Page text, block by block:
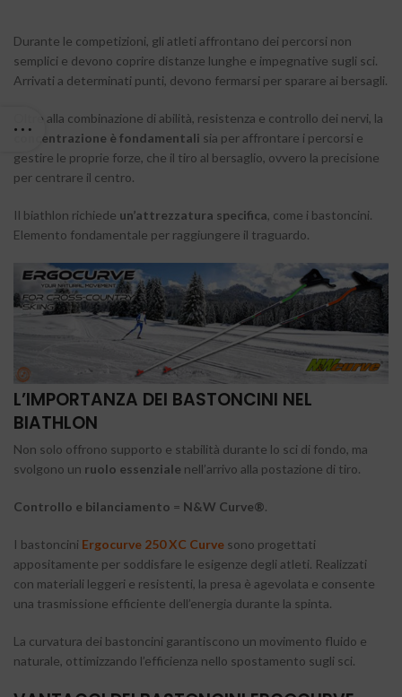
Durante le competizioni, gli atleti affrontano dei percorsi non
semplici e devono coprire distanze lunghe e impegnative sugli sci.
Arrivati ​​a determinati punti, devono fermarsi per sparare ai bersagli.
Oltre alla combinazione di abilità, resistenza e controllo dei nervi, la
concentrazione è fondamentali sia per affrontare i percorsi e
gestire le proprie forze, che il tiro al bersaglio, ovvero la precisione
per centrare il centro.
Il biathlon richiede un’attrezzatura specifica, come i bastoncini.
Elemento fondamentale per raggiungere il traguardo.
L’IMPORTANZA DEI BASTONCINI NEL
BIATHLON
Non solo offrono supporto e stabilità durante lo sci di fondo, ma
svolgono un ruolo essenziale nell’arrivo alla postazione di tiro.
Controllo e bilanciamento = N&W Curve®.
I bastoncini Ergocurve 250 XC Curve sono progettati
appositamente per soddisfare le esigenze degli atleti. Realizzati
con materiali leggeri e resistenti, la presa è agevolata e consente
una trasmissione efficiente dell’energia durante la spinta.
La curvatura dei bastoncini garantiscono un movimento fluido e
naturale, ottimizzando l’efficienza nello spostamento sugli sci.